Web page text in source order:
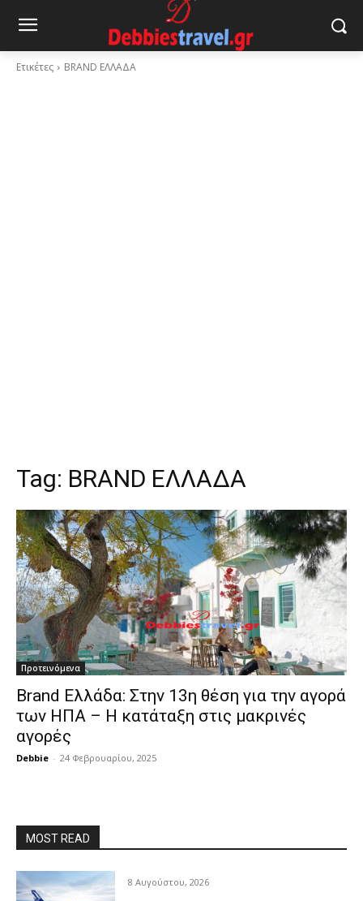
Ετικέτες BRAND ΕΛΛΑΔΑ
Tag: BRAND ΕΛΛΑΔΑ
Προτεινόμενα
Brand Ελλάδα: Στην 13η θέση για την αγορά
των ΗΠΑ – Η κατάταξη στις μακρινές
αγορές
Debbie - 24 Φεβρουαρίου, 2025
MOST READ
8 Αυγούστου, 2026